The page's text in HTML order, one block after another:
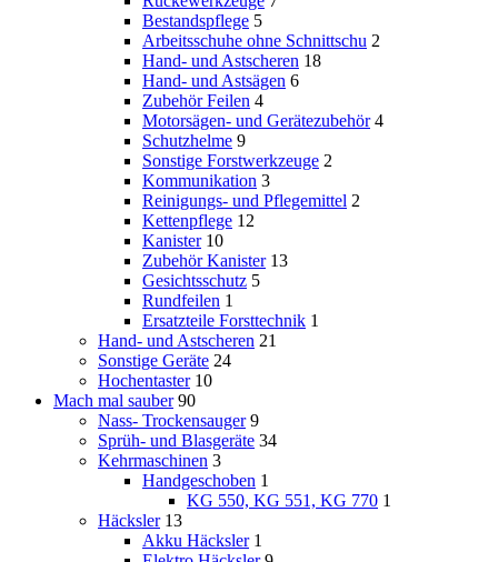
Bestandspflege 5
Arbeitsschuhe ohne Schnittschu 2
Hand- und Astscheren 18
Hand- und Astsägen 6
Zubehör Feilen 4
Motorsägen- und Gerätezubehör 4
Schutzhelme 9
Sonstige Forstwerkzeuge 2
Kommunikation 3
Reinigungs- und Pflegemittel 2
Kettenpflege 12
Kanister 10
Zubehör Kanister 13
Gesichtsschutz 5
Rundfeilen 1
Ersatzteile Forsttechnik 1
Hand- und Astscheren 21
Sonstige Geräte 24
Hochentaster 10
Mach mal sauber 90
Nass- Trockensauger 9
Sprüh- und Blasgeräte 34
Kehrmaschinen 3
Handgeschoben 1
KG 550, KG 551, KG 770 1
Häcksler 13
Akku Häcksler 1